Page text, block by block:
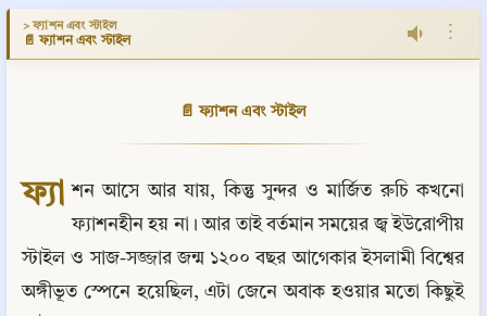
> ফ্যাশন এবং স্টাইল
📄 ফ্যাশন এবং স্টাইল ⋮
📄 ফ্যাশন এবং স্টাইল
ফ্যা শন আসে আর যায়, কিন্তু সুন্দর ও মার্জিত রুচি কখনো
ফ্যাশনহীন হয় না। আর তাই বর্তমান সময়ের জ্ব ইউরোপীয়
স্টাইল ও সাজ-সজ্জার জন্ম ১২০০ বছর আগেকার ইসলামী বিশ্বের
অঙ্গীভূত স্পেনে হয়েছিল, এটা জেনে অবাক হওয়ার মতো কিছুই